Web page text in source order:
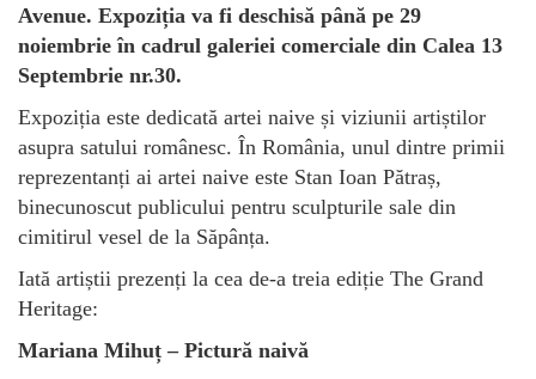
Avenue. Expoziția va fi deschisă până pe 29
noiembrie în cadrul galeriei comerciale din Calea 13
Septembrie nr.30.
Expoziția este dedicată artei naive și viziunii artiștilor
asupra satului românesc. În România, unul dintre primii
reprezentanți ai artei naive este Stan Ioan Pătraș,
binecunoscut publicului pentru sculpturile sale din
cimitirul vesel de la Săpânța.
Iată artiștii prezenți la cea de-a treia ediție The Grand
Heritage:
Mariana Mihuț – Pictură naivă